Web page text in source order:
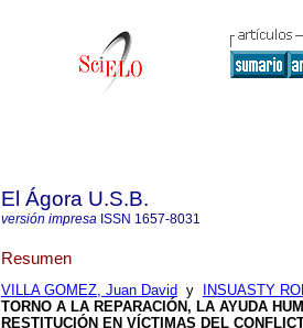
El Ágora U.S.B.
versión impresa ISSN 1657-8031
Resumen
VILLA GOMEZ, Juan David y INSUASTY
TORNO A LA REPARACIÓN, LA AYUDA
RESTITUCIÓN EN VÍCTIMAS DEL